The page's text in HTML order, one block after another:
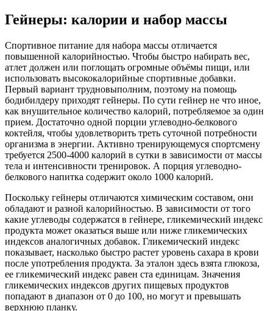
Гейнеры: калории и набор массы
Спортивное питание для набора массы отличается
повышенной калорийностью. Чтобы быстро набирать вес,
атлет должен или поглощать огромные объёмы пищи, или
использовать высококалорийные спортивные добавки.
Первый вариант трудновыполним, поэтому на помощь
бодибилдеру приходят гейнеры. По сути гейнер не что иное,
как внушительное количество калорий, потребляемое за один
прием. Достаточно одной порции углеводно-белкового
коктейля, чтобы удовлетворить треть суточной потребности
организма в энергии. Активно тренирующемуся спортсмену
требуется 2500-4000 калорий в сутки в зависимости от массы
тела и интенсивности тренировок. А порция углеводно-
белкового напитка содержит около 1000 калорий.
Поскольку гейнеры отличаются химическим составом, они
обладают и разной калорийностью. В зависимости от того
какие углеводы содержатся в гейнере, гликемический индекс
продукта может оказаться выше или ниже гликемических
индексов аналогичных добавок. Гликемический индекс
показывает, насколько быстро растет уровень сахара в крови
после употребления продукта. За эталон здесь взята глюкоза,
ее гликемический индекс равен ста единицам. Значения
гликемических индексов других пищевых продуктов
попадают в диапазон от 0 до 100, но могут и превышать
верхнюю планку.